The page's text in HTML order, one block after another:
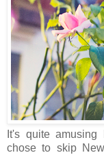
It's quite amusing
chose to skip